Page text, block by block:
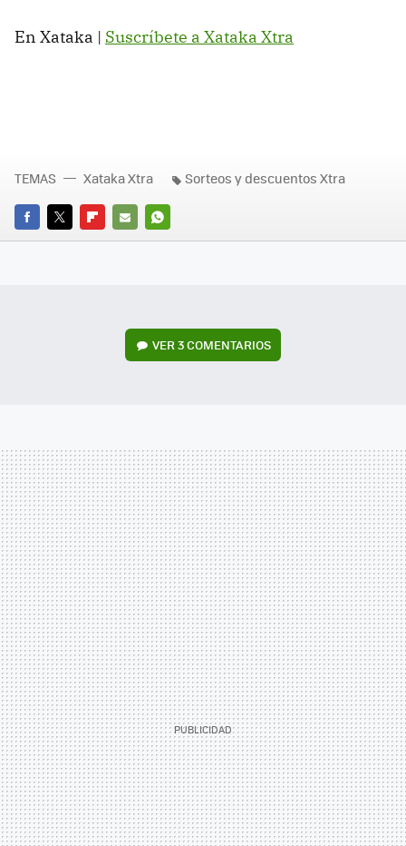
En Xataka | Suscríbete a Xataka Xtra
FACEBOOK
TWITTERFLIPBOARD
E-
WHATSAPP
TEMAS Xataka Xtra Sorteos y descuentos Xtra
VER3 COMENTARIOS